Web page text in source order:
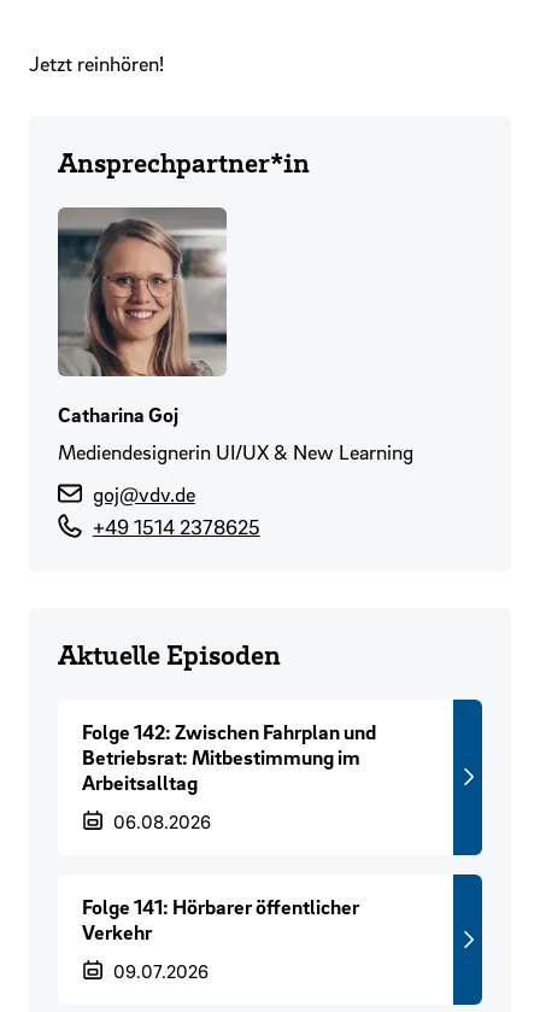
Jetzt reinhören!
Ansprechpartner*in
Catharina Goj
Mediendesignerin UI/UX & New Learning
goj@vdv.de
+49 1514 2378625
Aktuelle Episoden
Folge 142: Zwischen Fahrplan und
Betriebsrat: Mitbestimmung im
Arbeitsalltag
Veröffentlichungsdatum
06.08.2026
Folge 141: Hörbarer öffentlicher
Verkehr
Veröffentlichungsdatum
09.07.2026